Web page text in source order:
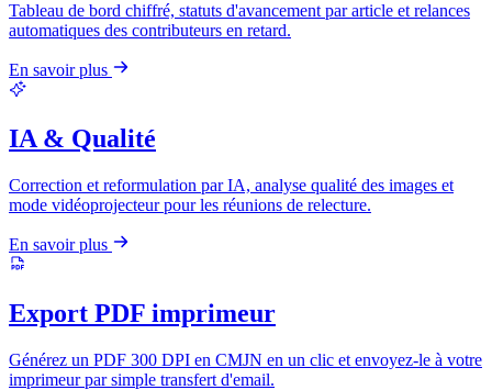
Tableau de bord chiffré, statuts d'avancement par article et relances
automatiques des contributeurs en retard.
En savoir plus
IA & Qualité
Correction et reformulation par IA, analyse qualité des images et
mode vidéoprojecteur pour les réunions de relecture.
En savoir plus
Export PDF imprimeur
Générez un PDF 300 DPI en CMJN en un clic et envoyez-le à votre
imprimeur par simple transfert d'email.